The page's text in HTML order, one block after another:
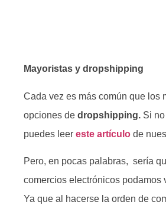
Mayoristas y dropshipping
Cada vez es más común que los
opciones de dropshipping. Si
puedes leer este artículo de
Pero, en pocas palabras, sería
comercios electrónicos podamos
Ya que al hacerse la orden de